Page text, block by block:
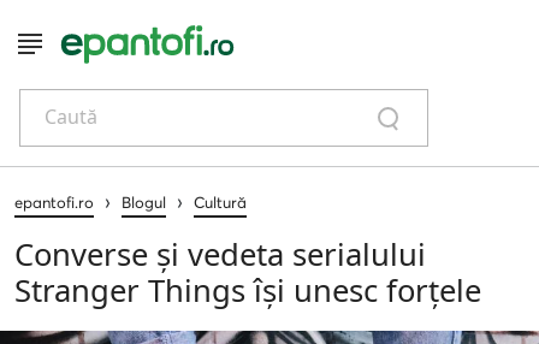
Caută
epantofi.ro › Blogul › Cultură
Converse și vedeta serialului
Stranger Things își unesc forțele